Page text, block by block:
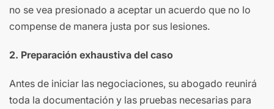
no se vea presionado a aceptar un acuerdo que no lo
compense de manera justa por sus lesiones.
2. Preparación exhaustiva del caso
Antes de iniciar las negociaciones, su abogado reunirá
toda la documentación y las pruebas necesarias para